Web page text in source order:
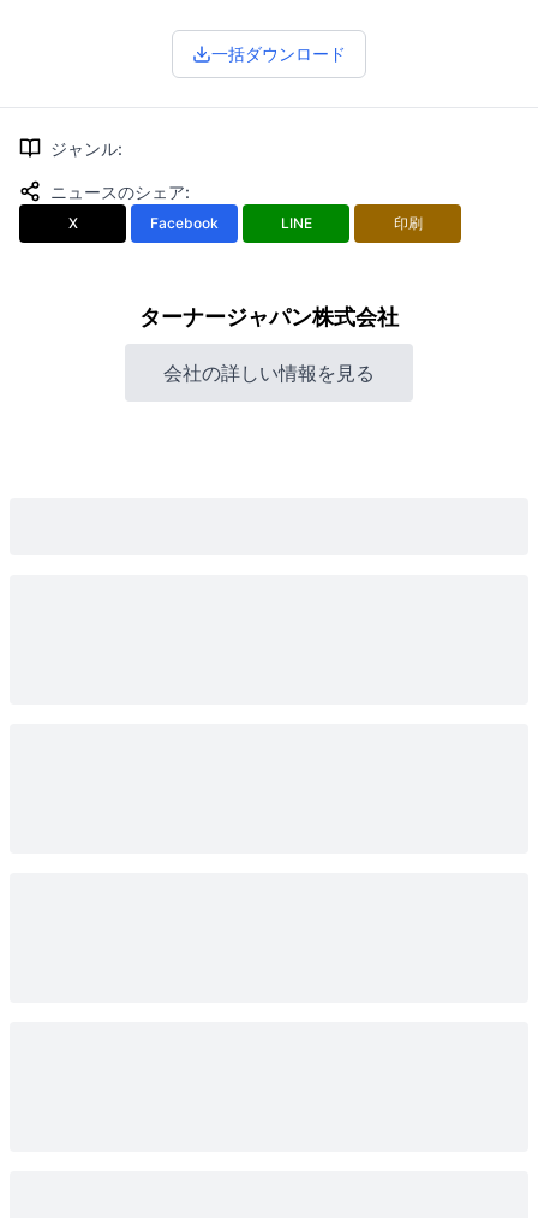
一括ダウンロード
ジャンル:
ニュースのシェア:
X Facebook LINE 印刷
ターナージャパン株式会社
会社の詳しい情報を見る